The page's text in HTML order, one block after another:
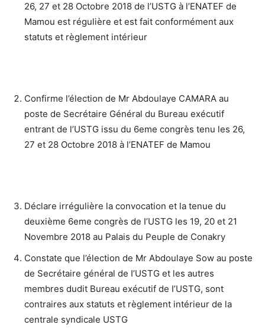
26, 27 et 28 Octobre 2018 de l’USTG à l’ENATEF de
Mamou est régulière et est fait conformément aux
statuts et règlement intérieur
Confirme l’élection de Mr Abdoulaye CAMARA au
poste de Secrétaire Général du Bureau exécutif
entrant de l’USTG issu du 6eme congrès tenu les 26,
27 et 28 Octobre 2018 à l’ENATEF de Mamou
Déclare irrégulière la convocation et la tenue du
deuxième 6eme congrès de I’USTG les 19, 20 et 21
Novembre 2018 au Palais du Peuple de Conakry
Constate que l’élection de Mr Abdoulaye Sow au poste
de Secrétaire général de I’USTG et les autres
membres dudit Bureau exécutif de I’USTG, sont
contraires aux statuts et règlement intérieur de la
centrale syndicale USTG